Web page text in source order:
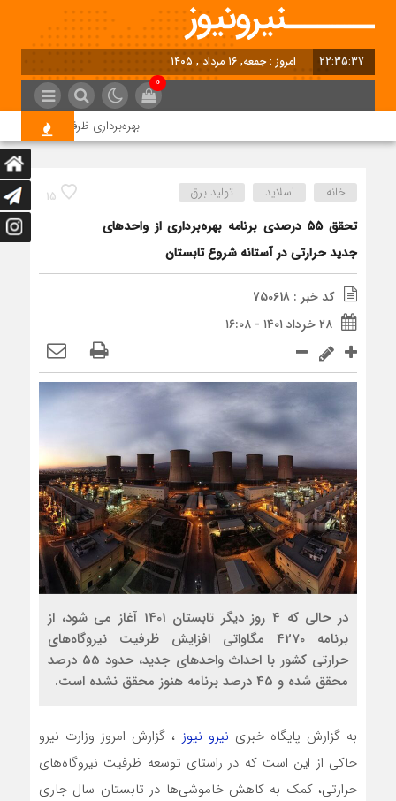
22:35:37 امروز : جمعه, ۱۶ مرداد , ۱۴۰۵
0
بهره‌برداری ظرفیت 95 مگاواتی نیروگاه خورشیدی شمس‌آباد در آینده نزدیک
15 خانه اسلاید تولید برق
تحقق 55 درصدی برنامه بهره‌برداری از واحدهای
جدید حرارتی در آستانه شروع تابستان
کد خبر : 750618
۲۸ خرداد ۱۴۰۱ - ۱۶:۰۸
در حالی که 4 روز دیگر تابستان 1401 آغاز می شود، از
برنامه 4270 مگاواتی افزایش ظرفیت نیروگاه‌های
حرارتی کشور با احداث واحدهای جدید، حدود 55 درصد
محقق شده و 45 درصد برنامه هنوز محقق نشده است.
به گزارش پایگاه خبری نیرو نیوز ، گزارش امروز وزارت نیرو
حاکی از این است که در راستای توسعه ظرفیت نیروگاه‌های
حرارتی، کمک به کاهش خاموشی‌ها در تابستان سال جاری